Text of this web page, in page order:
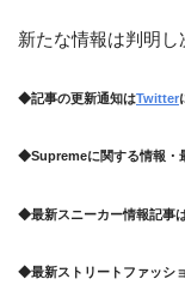
新たな情報は判明し
◆記事の更新通知はTwitter
◆Supremeに関する情報・
◆最新スニーカー情報記事
◆最新ストリートファッシ